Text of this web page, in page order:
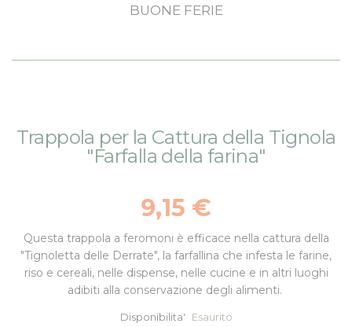
BUONE FERIE
alla
all'inizio
Trappola per la Cattura della Tignola
"Farfalla della farina"
9,15 €
Questa trappola a feromoni è efficace nella cattura della
"Tignoletta delle Derrate", la farfallina che infesta le farine,
riso e cereali, nelle dispense, nelle cucine e in altri luoghi
adibiti alla conservazione degli alimenti.
Disponibilita' Esaurito